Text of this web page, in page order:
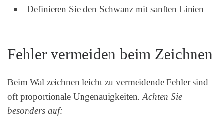
Definieren Sie den Schwanz mit sanften Linien
Fehler vermeiden beim Zeichnen
Beim Wal zeichnen leicht zu vermeidende Fehler sind
oft proportionale Ungenauigkeiten. Achten Sie
besonders auf: